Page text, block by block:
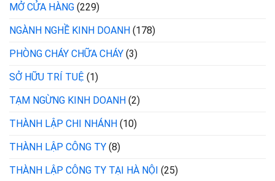
MỞ CỬA HÀNG (229)
NGÀNH NGHỀ KINH DOANH (178)
PHÒNG CHÁY CHỮA CHÁY (3)
SỞ HỮU TRÍ TUỆ (1)
TẠM NGỪNG KINH DOANH (2)
THÀNH LẬP CHI NHÁNH (10)
THÀNH LẬP CÔNG TY (8)
THÀNH LẬP CÔNG TY TẠI HÀ NỘI (25)